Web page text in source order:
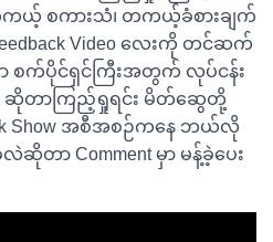
ယ့် စကားသံ၊ တကယ့်ခံစားချက်
Video လေးကို တင်ဆက်
စက်ပိုင်ရှင်ကြီးအတွက် လုပ်ငန်း
တာကြည့်ရှုရင်း မိတ်ဆွေတို့
Show အစီအစဉ်ကနေ ဘယ်လို
တာ Comment မှာ မန့်ခဲ့ပေး